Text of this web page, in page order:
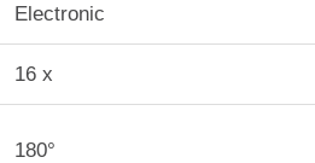
Electronic
16 x
180°